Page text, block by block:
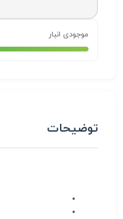
موجودی انبار
توضیحات